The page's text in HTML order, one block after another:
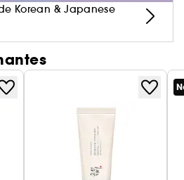
solares UVA/UVB,
aparência de
SuperVeil-UV 360™ e
(80 minutos).
de hidratação***.
Korean & Japanese